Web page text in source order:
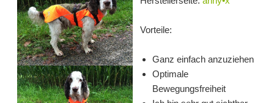
Vorteile:
Ganz einfach anzuziehen
Optimale
Bewegungsfreiheit